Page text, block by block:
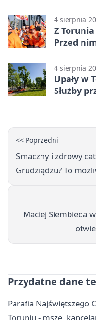
4 sierpnia
Z
Przed
4 sierpnia
Upały w
Służby
<< Poprzedni
Smaczny i zdrowy
Grudziądzu? To
Maciej Siembieda
Przydatne dane
Parafia Najświętszego
Toruniu - msze,